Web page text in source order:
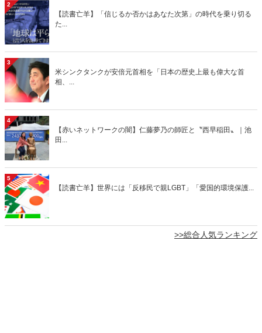
2
【読書亡羊】「信じるか否かはあなた次第」の時代を乗り切る
た...
3
米シンクタンクが安倍元首相を「日本の歴史上最も偉大な首
相、...
4
【赤いネットワークの闇】仁藤夢乃の師匠と〝西早稲田〟｜池
田...
5
【読書亡羊】世界には「反移民で親LGBT」「愛国的環境保護...
>>総合人気ランキング